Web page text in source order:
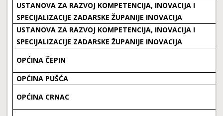
USTANOVA ZA RAZVOJ KOMPETENCIJA, INOVACIJA I
SPECIJALIZACIJE ZADARSKE ŽUPANIJE INOVACIJA
USTANOVA ZA RAZVOJ KOMPETENCIJA, INOVACIJA I
SPECIJALIZACIJE ZADARSKE ŽUPANIJE INOVACIJA
OPĆINA ČEPIN
OPĆINA PUŠĆA
OPĆINA CRNAC